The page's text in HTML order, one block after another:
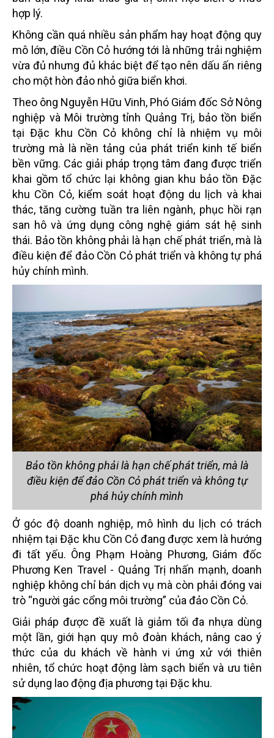
hợp lý.
Không cần quá nhiều sản phẩm hay hoạt động quy
mô lớn, điều Cồn Cỏ hướng tới là những trải nghiệm
vừa đủ nhưng đủ khác biệt để tạo nên dấu ấn riêng
cho một hòn đảo nhỏ giữa biển khơi.
Theo ông Nguyễn Hữu Vinh, Phó Giám đốc Sở Nông
nghiệp và Môi trường tỉnh Quảng Trị, bảo tồn biển
tại Đặc khu Cồn Cỏ không chỉ là nhiệm vụ môi
trường mà là nền tảng của phát triển kinh tế biển
bền vững. Các giải pháp trọng tâm đang được triển
khai gồm tổ chức lại không gian khu bảo tồn Đặc
khu Cồn Cỏ, kiểm soát hoạt động du lịch và khai
thác, tăng cường tuần tra liên ngành, phục hồi rạn
san hô và ứng dụng công nghệ giám sát hệ sinh
thái. Bảo tồn không phải là hạn chế phát triển, mà là
điều kiện để đảo Cồn Cỏ phát triển và không tự phá
hủy chính mình.
Bảo tồn không phải là hạn chế phát triển, mà là
điều kiện để đảo Cồn Cỏ phát triển và không tự
phá hủy chính mình
Ở góc độ doanh nghiệp, mô hình du lịch có trách
nhiệm tại Đặc khu Cồn Cỏ đang được xem là hướng
đi tất yếu. Ông Phạm Hoàng Phương, Giám đốc
Phương Ken Travel - Quảng Trị nhấn mạnh, doanh
nghiệp không chỉ bán dịch vụ mà còn phải đóng vai
trò “người gác cổng môi trường” của đảo Cồn Cỏ.
Giải pháp được đề xuất là giảm tối đa nhựa dùng
một lần, giới hạn quy mô đoàn khách, nâng cao ý
thức của du khách về hành vi ứng xử với thiên
nhiên, tổ chức hoạt động làm sạch biển và ưu tiên
sử dụng lao động địa phương tại Đặc khu.